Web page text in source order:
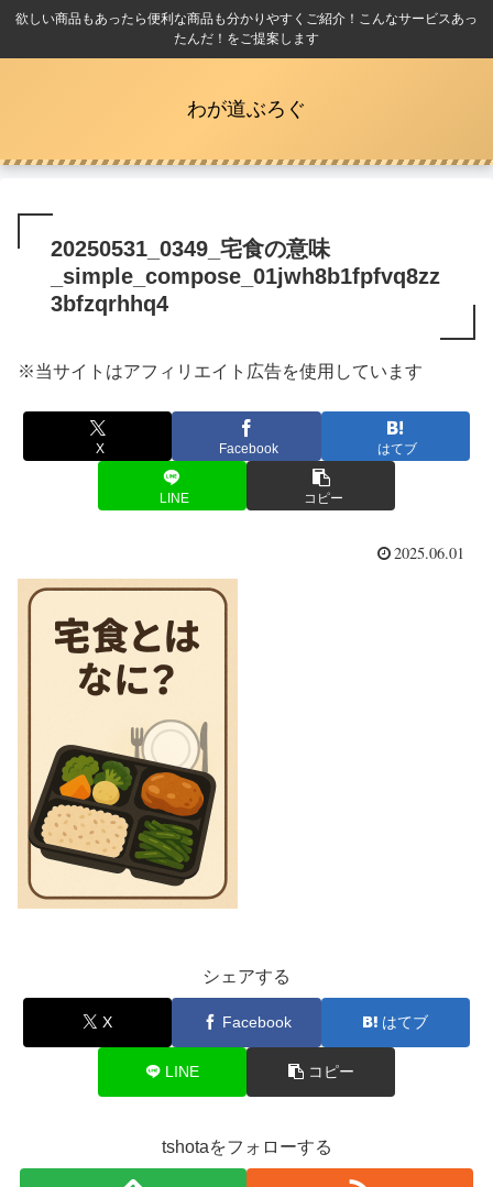
欲しい商品もあったら便利な商品も分かりやすくご紹介！こんなサービスあっ
たんだ！をご提案します
わが道ぶろぐ
20250531_0349_宅食の意味
_simple_compose_01jwh8b1fpfvq8zz
3bfzqrhhq4
※当サイトはアフィリエイト広告を使用しています
X Facebook はてブ
LINE コピー
2025.06.01
シェアする
X Facebook はてブ
LINE コピー
tshotaをフォローする